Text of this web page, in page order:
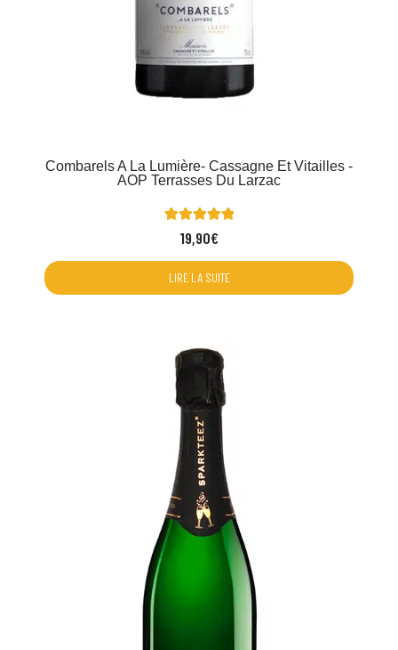
Combarels A La Lumière- Cassagne Et Vitailles -
AOP Terrasses Du Larzac
Noté
5.00
client
19,90€
LIRE LA SUITE